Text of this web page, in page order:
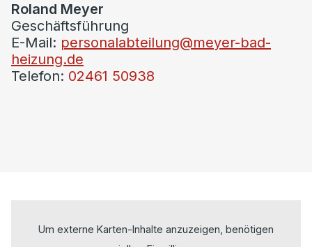
Roland Meyer
Geschäftsführung
E-Mail: personalabteilung@meyer-bad-
heizung.de
Telefon: 02461 50938
Um externe Karten-Inhalte anzuzeigen, benötigen